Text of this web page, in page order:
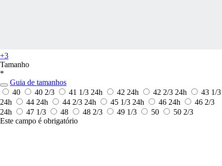
+3
Tamanho
*
Guia de tamanhos
40
40 2/3 41 1/3 24h 42 24h 42 2/3 24h
43 1/3
24h
44 24h 44 2/3 24h 45 1/3 24h 46 24h
46 2/3
24h
47 1/3 48 48 2/3 49 1/3 50
50 2/3
Este campo é obrigatório